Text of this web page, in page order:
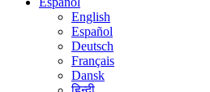
English
Español
Deutsch
Français
Dansk